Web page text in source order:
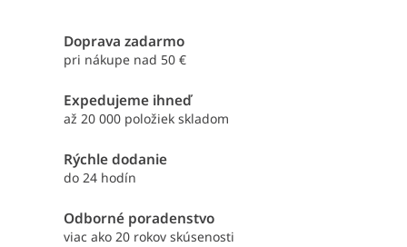
Doprava zadarmo
pri nákupe nad 50 €
Expedujeme ihneď
až 20 000 položiek skladom
Rýchle dodanie
do 24 hodín
Odborné poradenstvo
viac ako 20 rokov skúsenosti